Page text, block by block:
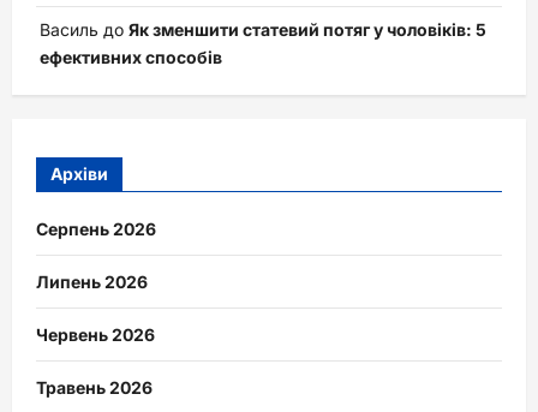
Василь до Як зменшити статевий потяг у чоловіків: 5
ефективних способів
Архіви
Серпень 2026
Липень 2026
Червень 2026
Травень 2026